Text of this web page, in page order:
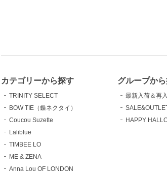
カテゴリーから探す
TRINITY SELECT
BOW TIE（蝶ネクタイ）
Coucou Suzette
Laliblue
TIMBEE LO
ME & ZENA
Anna Lou OF LONDON
グループか
最新入荷＆再
HAPPY